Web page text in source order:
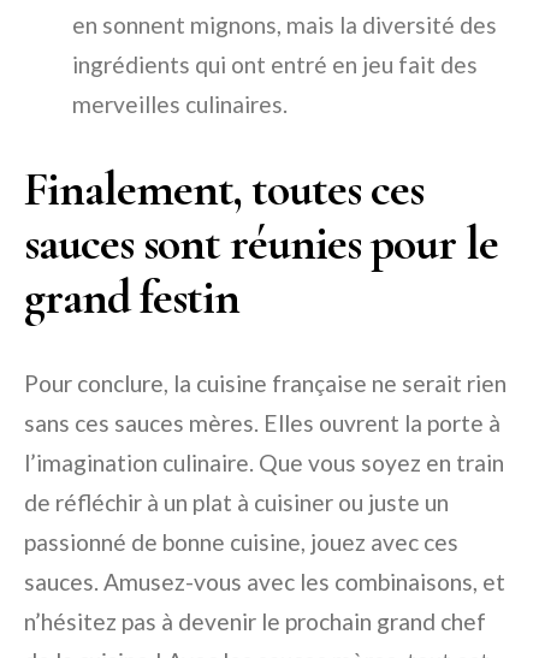
en sonnent mignons, mais la diversité des
ingrédients qui ont entré en jeu fait des
merveilles culinaires.
Finalement, toutes ces
sauces sont réunies pour le
grand festin
Pour conclure, la cuisine française ne serait rien
sans ces sauces mères. Elles ouvrent la porte à
l’imagination culinaire. Que vous soyez en train
de réfléchir à un plat à cuisiner ou juste un
passionné de bonne cuisine, jouez avec ces
sauces. Amusez-vous avec les combinaisons, et
n’hésitez pas à devenir le prochain grand chef